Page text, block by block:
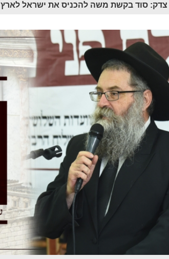
סוד בקשת משה להכניס את ישראל לארץ